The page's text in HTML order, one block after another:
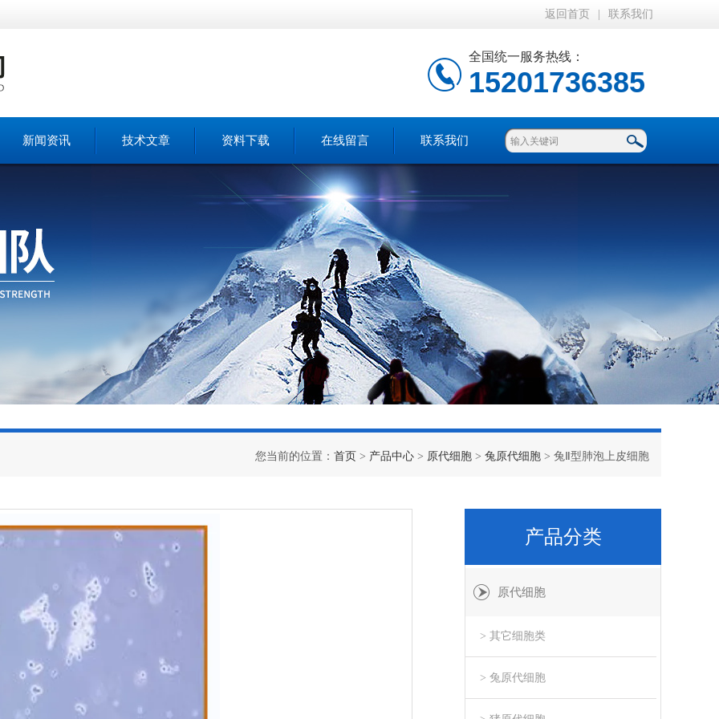
返回首页 联系我们
全国统一服务热线：
15201736385
新闻资讯 技术文章 资料下载 在线留言 联系我们
您当前的位置： 首页 > 产品中心 > 原代细胞 > 兔原代细胞 > 兔Ⅱ型肺泡上皮细胞
产品分类
原代细胞
> 其它细胞类
> 兔原代细胞